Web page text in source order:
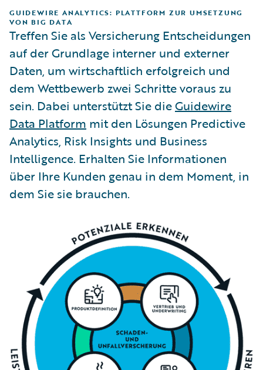
GUIDEWIRE ANALYTICS: PLATTFORM ZUR UMSETZUNG
VON BIG DATA
Treffen Sie als Versicherung Entscheidungen
auf der Grundlage interner und externer
Daten, um wirtschaftlich erfolgreich und
dem Wettbewerb zwei Schritte voraus zu
sein. Dabei unterstützt Sie dieGuidewire
Data Platform mit den Lösungen Predictive
Analytics, Risk Insights und Business
Intelligence. Erhalten Sie Informationen
über Ihre Kunden genau in dem Moment, in
dem Sie sie brauchen.